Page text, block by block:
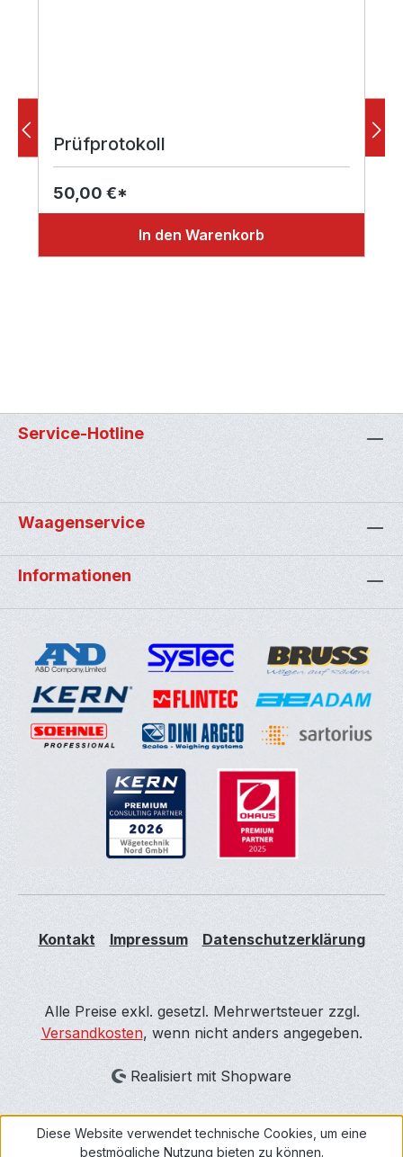
Prüfprotokoll
50,00 €*
In den Warenkorb
Service-Hotline
Waagenservice
Informationen
Kontakt Impressum Datenschutzerklärung
Alle Preise exkl. gesetzl. Mehrwertsteuer zzgl.
Versandkosten, wenn nicht anders angegeben.
Realisiert mit Shopware
Diese Website verwendet technische Cookies, um eine
bestmögliche Nutzung bieten zu können.